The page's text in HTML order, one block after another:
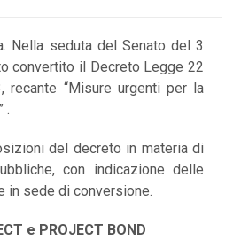
Nella seduta del Senato del 3
convertito il Decreto Legge 22
recante “Misure urgenti per la
.
del decreto in materia di
con indicazione delle
in sede di conversione.
e PROJECT BOND